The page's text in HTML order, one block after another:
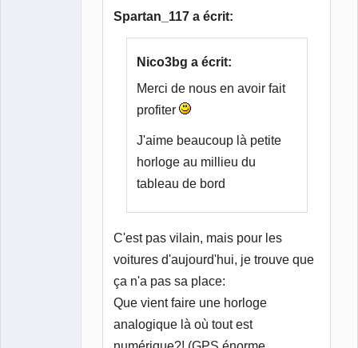
Spartan_117 a écrit:
Nico3bg a écrit:
Merci de nous en avoir fait
profiter
J'aime beaucoup là petite
horloge au millieu du
tableau de bord
C'est pas vilain, mais pour les
voitures d'aujourd'hui, je trouve que
ça n'a pas sa place:
Que vient faire une horloge
analogique là où tout est